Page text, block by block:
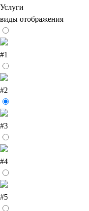
Услуги
виды отображения
#1
#2
#3
#4
#5